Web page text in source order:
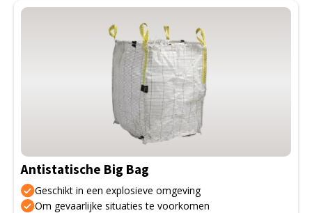
Antistatische Big Bag
Geschikt in een explosieve omgeving
Om gevaarlijke situaties te voorkomen
Dit
gekozen
worden
op
de